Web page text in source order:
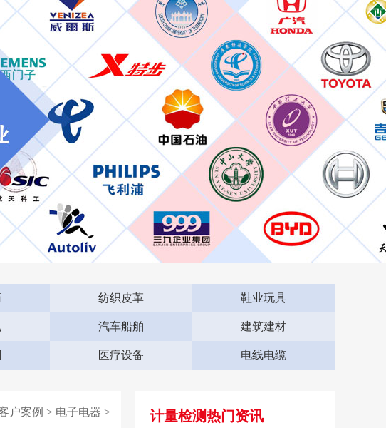
纺织皮革 鞋业玩具
汽车船舶 建筑建材
医疗设备 电线电缆
户案例 > 电子电器 > 计量检测热门资讯